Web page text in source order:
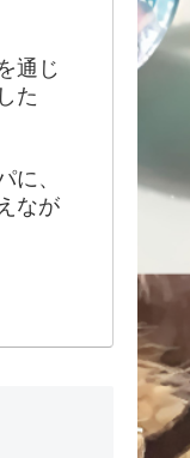
通じ
た
に、
なが